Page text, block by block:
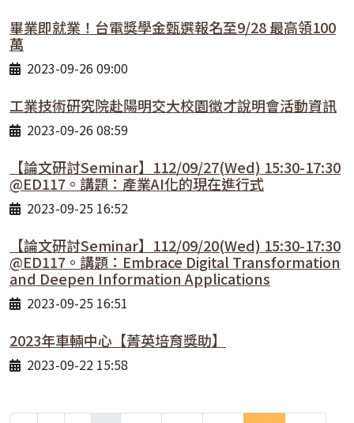
畢業即就業！台電獎學金甄選報名至9/28 最高領100
萬
2023-09-26 09:00
工業技術研究院赴陽明交大校園徵才說明會活動資訊
2023-09-26 08:59
【論文研討Seminar】112/09/27(Wed) 15:30-17:30
@ED117。講題：產業AI化的現在進行式
2023-09-25 16:52
【論文研討Seminar】112/09/20(Wed) 15:30-17:30
@ED117。講題：Embrace Digital Transformation
and Deepen Information Applications
2023-09-25 16:51
2023年車輛中心【菁英培育獎助】
2023-09-22 15:58